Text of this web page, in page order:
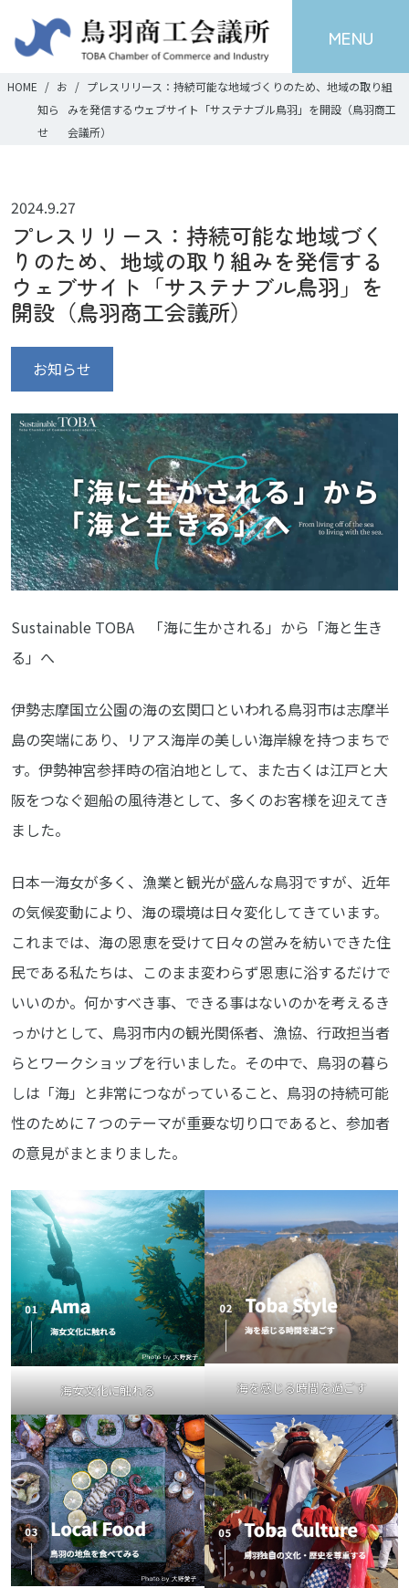
MENU
HOME
お
知ら
せ
プレスリリース：持続可能な地域づくりのため、地域の取り組
みを発信するウェブサイト「サステナブル鳥羽」を開設（鳥羽商工
会議所）
2024.9.27
プレスリリース：持続可能な地域づく
りのため、地域の取り組みを発信する
ウェブサイト「サステナブル鳥羽」を
開設（鳥羽商工会議所）
お知らせ
Sustainable TOBA 「海に生かされる」から「海と生き
る」へ
伊勢志摩国立公園の海の玄関口といわれる鳥羽市は志摩半
島の突端にあり、リアス海岸の美しい海岸線を持つまちで
す。伊勢神宮参拝時の宿泊地として、また古くは江戸と大
阪をつなぐ廻船の風待港として、多くのお客様を迎えてき
ました。
日本一海女が多く、漁業と観光が盛んな鳥羽ですが、近年
の気候変動により、海の環境は日々変化してきています。
これまでは、海の恩恵を受けて日々の営みを紡いできた住
民である私たちは、このまま変わらず恩恵に浴するだけで
いいのか。何かすべき事、できる事はないのかを考えるき
っかけとして、鳥羽市内の観光関係者、漁協、行政担当者
らとワークショップを行いました。その中で、鳥羽の暮ら
しは「海」と非常につながっていること、鳥羽の持続可能
性のために７つのテーマが重要な切り口であると、参加者
の意見がまとまりました。
海女文化に触れる 海を感じる時間を過ごす